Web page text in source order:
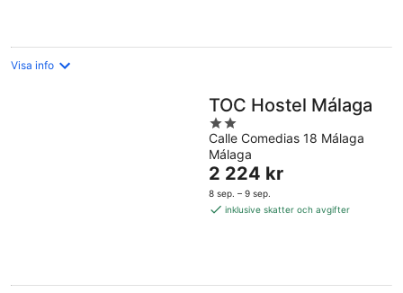
Visa info
TOC Hostel Málaga
2
out
of
5
Calle Comedias 18 Málaga
Málaga
Priset
är
2 224 kr
2 224 kr
8 sep. – 9 sep.
inklusive skatter och avgifter